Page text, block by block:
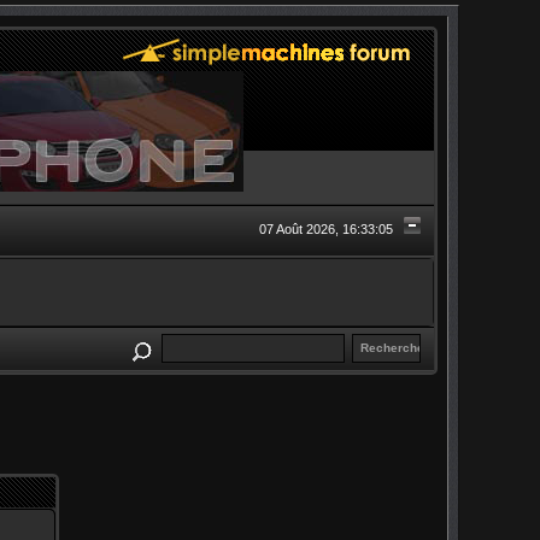
07 Août 2026, 16:33:05